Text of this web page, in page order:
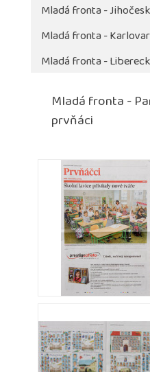
Mladá fronta -
Mladá fronta -
Mladá fronta -
Mladá fronta -
prvňáci